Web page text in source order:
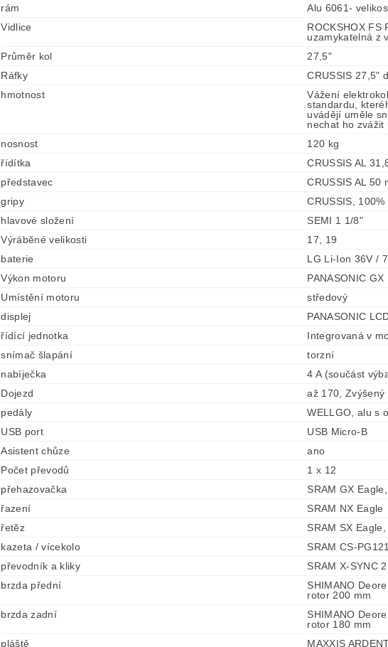
rám
Alu 6061-
Vidlice
ROCKSHOX FS
uzamykatelná z
Průměr kol
27,5"
Ráfky
CRUSSIS 27,5"
hmotnost
Vážení
standardu,
uvádějí uměle
nechat ho
nosnost
120 kg
řídítka
CRUSSIS AL
představec
CRUSSIS AL 50
gripy
CRUSSIS, 100%
hlavové složení
SEMI 1 1/8"
Výráběné velikosti
17, 19
baterie
LG Li-Ion 36V /
Výkon motoru
PANASONIC
Umístění motoru
středový
displej
PANASONIC
řídící jednotka
Integrovaná v
snímač šlapání
torzní
nabíječka
4 A (součást
Dojezd
až 170, Zvýšený
pedály
WELLGO, alu s
USB port
USB Micro-B
Asistent chůze
ano
Počet převodů
1 x 12
přehazovačka
SRAM GX
řazení
SRAM NX Eagle
řetěz
SRAM SX
kazeta / vícekolo
SRAM CS-
převodník a kliky
SRAM X-SYNC
brzda přední
SHIMANO
rotor 200 mm
brzda zadní
SHIMANO
rotor 180 mm
pláště
MAXXIS